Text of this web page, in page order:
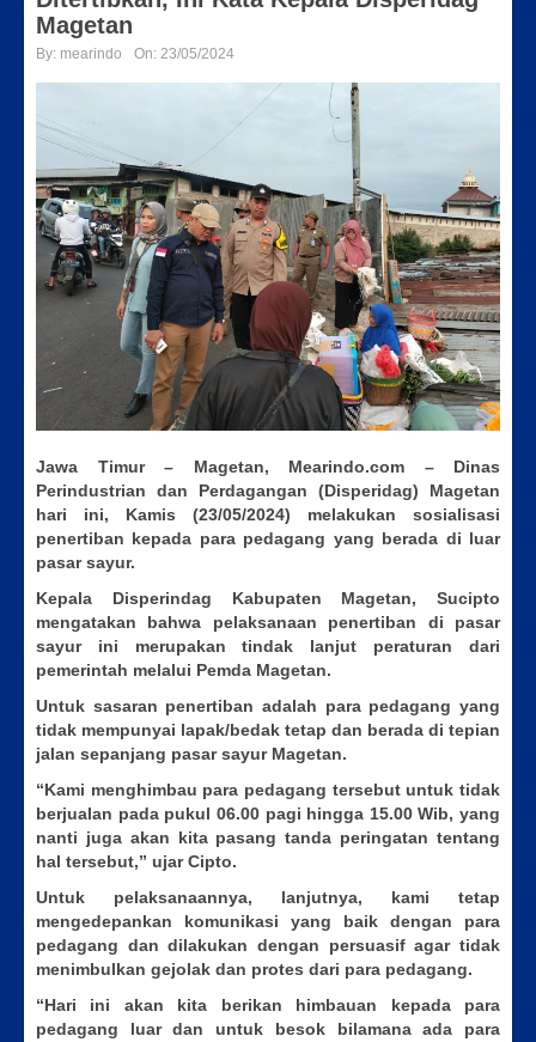
Magetan
By: mearindo On: 23/05/2024
Jawa Timur – Magetan, Mearindo.com – Dinas
Perindustrian dan Perdagangan (Disperidag) Magetan
hari ini, Kamis (23/05/2024) melakukan sosialisasi
penertiban kepada para pedagang yang berada di luar
pasar sayur.
Kepala Disperindag Kabupaten Magetan, Sucipto
mengatakan bahwa pelaksanaan penertiban di pasar
sayur ini merupakan tindak lanjut peraturan dari
pemerintah melalui Pemda Magetan.
Untuk sasaran penertiban adalah para pedagang yang
tidak mempunyai lapak/bedak tetap dan berada di tepian
jalan sepanjang pasar sayur Magetan.
“Kami menghimbau para pedagang tersebut untuk tidak
berjualan pada pukul 06.00 pagi hingga 15.00 Wib, yang
nanti juga akan kita pasang tanda peringatan tentang
hal tersebut,” ujar Cipto.
Untuk pelaksanaannya, lanjutnya, kami tetap
mengedepankan komunikasi yang baik dengan para
pedagang dan dilakukan dengan persuasif agar tidak
menimbulkan gejolak dan protes dari para pedagang.
“Hari ini akan kita berikan himbauan kepada para
pedagang luar dan untuk besok bilamana ada para